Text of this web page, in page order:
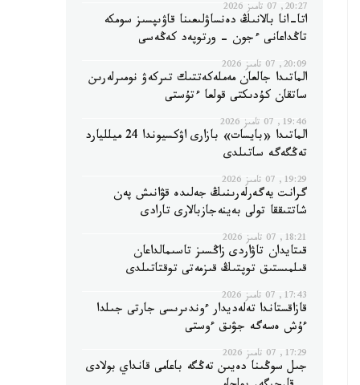
20:27, 07 تامىز 2026
اتا-انا بالانىڭ دەنساۋلىعىنا قاۋىپسىز سومكە
تاڭداعانى ءجون - ورتوپەد كەڭەسى
20:09, 07 تامىز 2026
الماتىدا جالعان مەملەكەتتىك تىركەۋ نومىرلەرىن
ساتقان كۇدىكتى قولعا ءتۇستى
19:46, 07 تامىز 2026
الماتىدا «بايسات» بازارى اۋكسيوندا 24 ميلليارد
تەڭگەگە ساتىلدى
19:29, 07 تامىز 2026
گرانت يەگەرلەرىنىڭ جەلىدە قۋانىش پەن
شاتتىققا تولى بەينەجازبالارى تارادى
18:21, 07 تامىز 2026
قىتايدان تاۋاردى زاڭسىز تاسىمالداعان
قىلمىستىق توپتىڭ قىزمەتى توقتاتىلدى
17:43, 07 تامىز 2026
قازاقستاندا تەلەديدار ءوندىرىسى جارتى جىلدا
ءۇش ەسەگە جۋىق ءوستى
17:29, 07 تامىز 2026
جىل سوڭىنا دەيىن تەڭگە باعامى قانداي بولادى